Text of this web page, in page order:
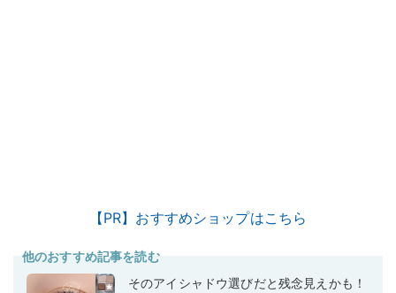
【PR】おすすめショップはこちら
他のおすすめ記事を読む
そのアイシャドウ選びだと残念見えかも！